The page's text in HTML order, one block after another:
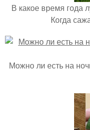
В какое время года
Когда
Можно ли есть на